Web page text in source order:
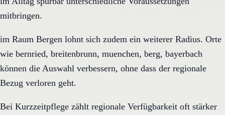
mitbringen.
im Raum Bergen lohnt sich zudem ein weiterer Radius. Orte
wie bernried, breitenbrunn, muenchen, berg, bayerbach
können die Auswahl verbessern, ohne dass der regionale
Bezug verloren geht.
Bei Kurzzeitpflege zählt regionale Verfügbarkeit oft stärker